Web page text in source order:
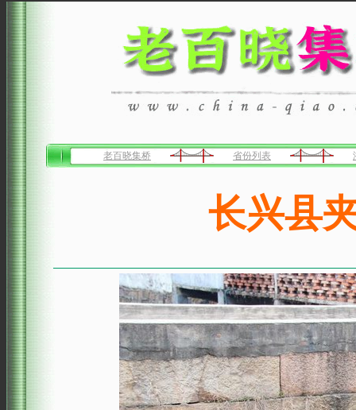
老百晓集桥 省份列表
长兴县